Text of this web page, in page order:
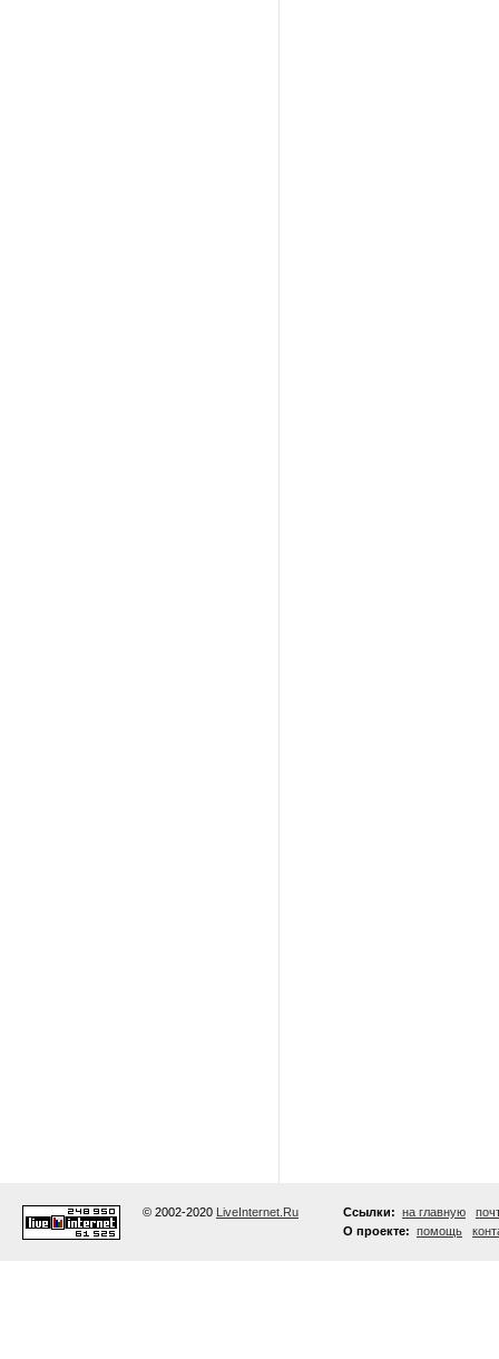
© 2002-2020 LiveInternet.Ru Ссылки: на главную
О проекте: помощь